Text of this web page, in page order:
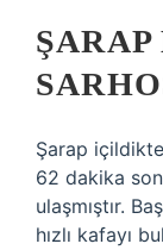
Şarap
62 dakika
ulaşmıştır.
hızlı kafayı